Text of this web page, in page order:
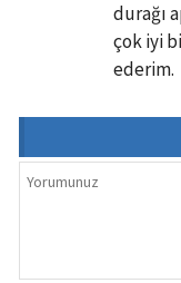
durağı
çok iyi
ederim.